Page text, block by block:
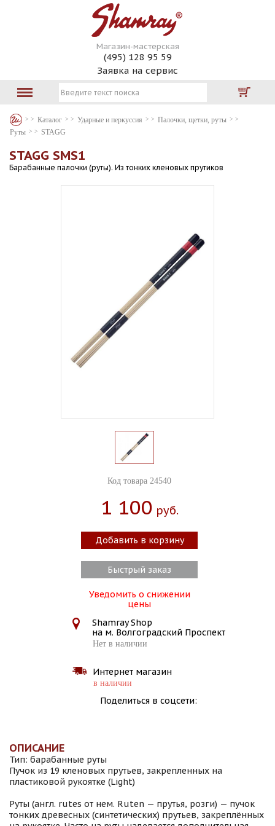
Магазин-мастерская
(495) 128 95 59
Заявка на сервис
Каталог Ударные и перкуссия
Палочки, щетки, руты
Руты
STAGG
STAGG SMS1
Барабанные палочки (руты). Из тонких кленовых прутиков
Код товара 24540
1 100 Руб.
Добавить в корзину
Быстрый заказ
Уведомить о снижении
цены
Shamray Shop
на м. Волгоградский Проспект
Нет в наличии
Интернет магазин
в наличии
Поделиться в соцсети:
ОПИСАНИЕ
Тип: барабанные руты
Пучок из 19 кленовых прутьев, закрепленных на
пластиковой рукоятке (Light)
Руты (англ. rutes от нем. Ruten — прутья, розги) — пучок
тонких древесных (синтетических) прутьев, закреплённых